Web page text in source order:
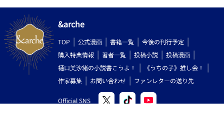
&arche
TOP 公式漫画 書籍一覧
今後の刊行予定
購入特典情報
著者一覧 投稿小説
投稿漫画
樋口美沙緒の小説書こうよ！
《うちの子》推し会！
作家募集
お問い合わせ ファンレターの送り先
Official SNS